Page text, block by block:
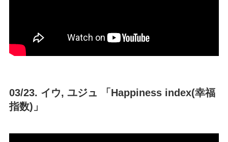
03/23. イウ, ユジュ 「Happiness index(幸福
指数)」